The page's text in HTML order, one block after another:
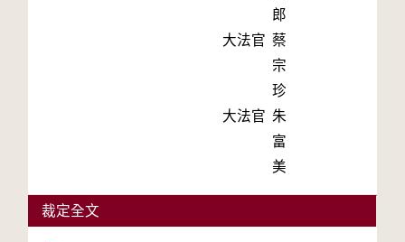
郎
大法官 蔡
宗
珍
大法官 朱
富
美
裁定全文